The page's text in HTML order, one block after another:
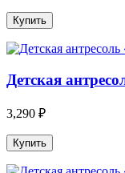
Детская
3,290 ₽